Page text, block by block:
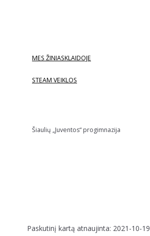
MES ŽINIASKLAIDOJE
STEAM VEIKLOS
Šiaulių „Juventos“ progimnazija
Paskutinį kartą atnaujinta: 2021-10-19